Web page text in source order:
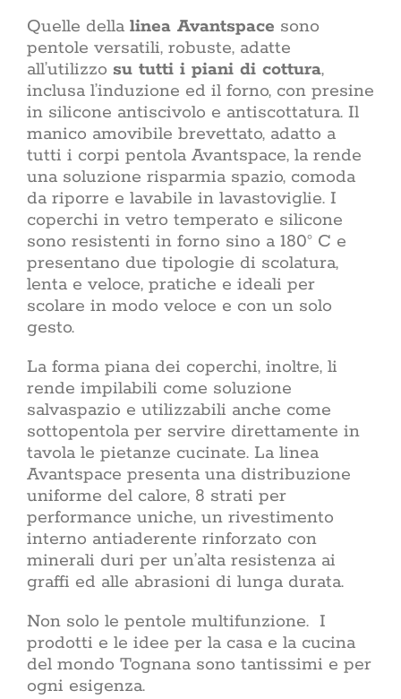
Quelle della linea Avantspace sono
pentole versatili, robuste, adatte
all’utilizzo su tutti i piani di cottura,
inclusa l’induzione ed il forno, con presine
in silicone antiscivolo e antiscottatura. Il
manico amovibile brevettato, adatto a
tutti i corpi pentola Avantspace, la rende
una soluzione risparmia spazio, comoda
da riporre e lavabile in lavastoviglie. I
coperchi in vetro temperato e silicone
sono resistenti in forno sino a 180° C e
presentano due tipologie di scolatura,
lenta e veloce, pratiche e ideali per
scolare in modo veloce e con un solo
gesto.
La forma piana dei coperchi, inoltre, li
rende impilabili come soluzione
salvaspazio e utilizzabili anche come
sottopentola per servire direttamente in
tavola le pietanze cucinate. La linea
Avantspace presenta una distribuzione
uniforme del calore, 8 strati per
performance uniche, un rivestimento
interno antiaderente rinforzato con
minerali duri per un’alta resistenza ai
graffi ed alle abrasioni di lunga durata.
Non solo le pentole multifunzione. I
prodotti e le idee per la casa e la cucina
del mondo Tognana sono tantissimi e per
ogni esigenza.